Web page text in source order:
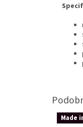
Made